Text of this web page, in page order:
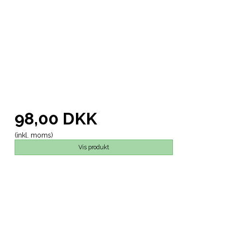
98,00 DKK
(inkl. moms)
Vis produkt